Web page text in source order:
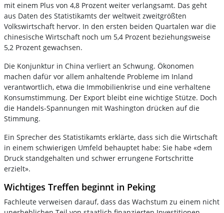
mit einem Plus von 4,8 Prozent weiter verlangsamt. Das geht
aus Daten des Statistikamts der weltweit zweitgrößten
Volkswirtschaft hervor. In den ersten beiden Quartalen war die
chinesische Wirtschaft noch um 5,4 Prozent beziehungsweise
5,2 Prozent gewachsen.
Die Konjunktur in China verliert an Schwung. Ökonomen
machen dafür vor allem anhaltende Probleme im Inland
verantwortlich, etwa die Immobilienkrise und eine verhaltene
Konsumstimmung. Der Export bleibt eine wichtige Stütze. Doch
die Handels-Spannungen mit Washington drücken auf die
Stimmung.
Ein Sprecher des Statistikamts erklärte, dass sich die Wirtschaft
in einem schwierigen Umfeld behauptet habe: Sie habe «dem
Druck standgehalten und schwer errungene Fortschritte
erzielt».
Wichtiges Treffen beginnt in Peking
Fachleute verweisen darauf, dass das Wachstum zu einem nicht